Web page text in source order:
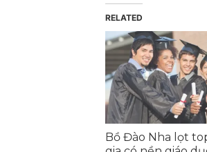
RELATED
Bồ Đào Nha lọt